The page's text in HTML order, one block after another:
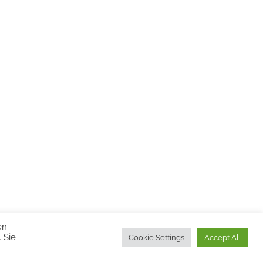
Sie
Cookie Settings Accept All